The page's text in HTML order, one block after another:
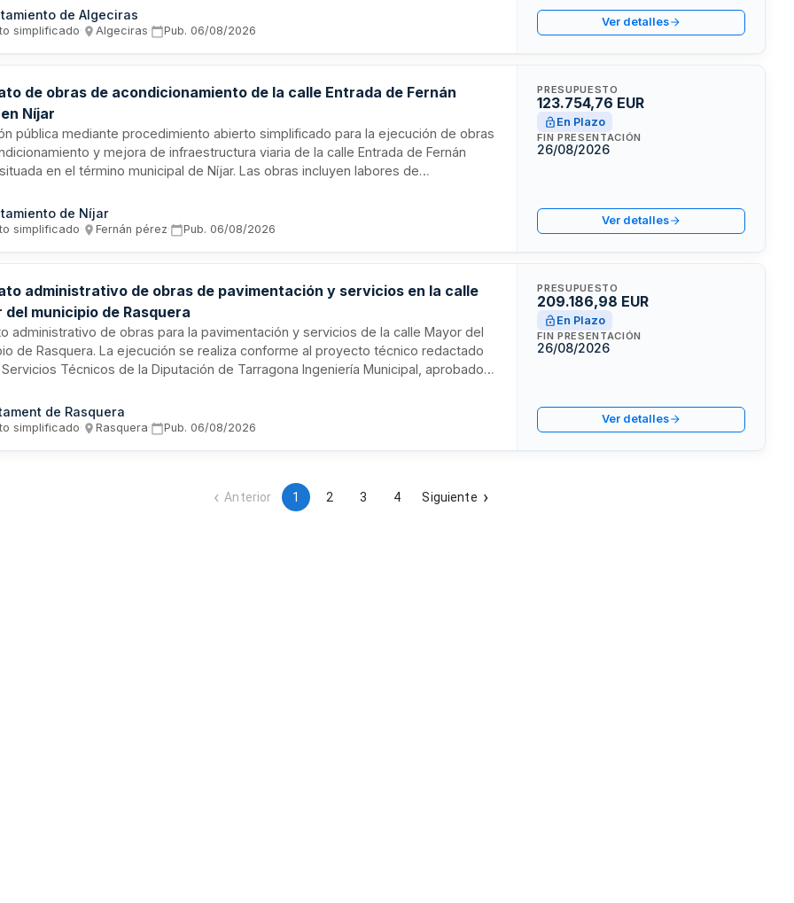
técnico redactado por el Ingeniero Técnico de Obras Públicas del Ayuntamiento
El contrato se adjudica mediante procedimiento abierto simplificado con
de Algeciras
simplificado· Algeciras· Pub. 06/08/2026
Ver detalles
de obras de acondicionamiento de la calle Entrada de Fernán
Níjar
pública mediante procedimiento abierto simplificado para la ejecución de obras
y mejora de infraestructura viaria de la calle Entrada de Fernán
en el término municipal de Níjar. Las obras incluyen labores de
a la normativa de régimen local. El proyecto ha sido redactado por la Oficina
Municipal en colaboración con la empresa AIMA Ingeniería.
de Níjar
simplificado· Fernán pérez· Pub. 06/08/2026
PRESUPUESTO
123.754,76 EUR
En Plazo
FIN PRESENTACIÓN
26/08/2026
Ver detalles
administrativo de obras de pavimentación y servicios en la calle
del municipio de Rasquera
administrativo de obras para la pavimentación y servicios de la calle Mayor del
de Rasquera. La ejecución se realiza conforme al proyecto técnico redactado
Técnicos de la Diputación de Tarragona Ingeniería Municipal, aprobado
por múltiples contratistas dificultaría la coordinación adecuada. Se regula por
2017 de contratos del sector público.
de Rasquera
simplificado· Rasquera· Pub. 06/08/2026
PRESUPUESTO
209.186,98 EUR
En Plazo
FIN PRESENTACIÓN
26/08/2026
Ver detalles
Anterior 1 2 3 4 Siguiente